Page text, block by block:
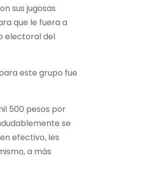
sus jugosas
que le fuera a
electoral del
este grupo fue
500 pesos por
se
efectivo, les
a más